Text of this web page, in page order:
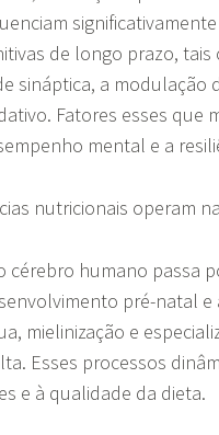
de longo prazo, tais
sináptica, a modulação
Fatores esses que
mental e a
nutricionais operam
cérebro humano passa
pré-natal e
mielinização e
Esses processos
e à qualidade da dieta.